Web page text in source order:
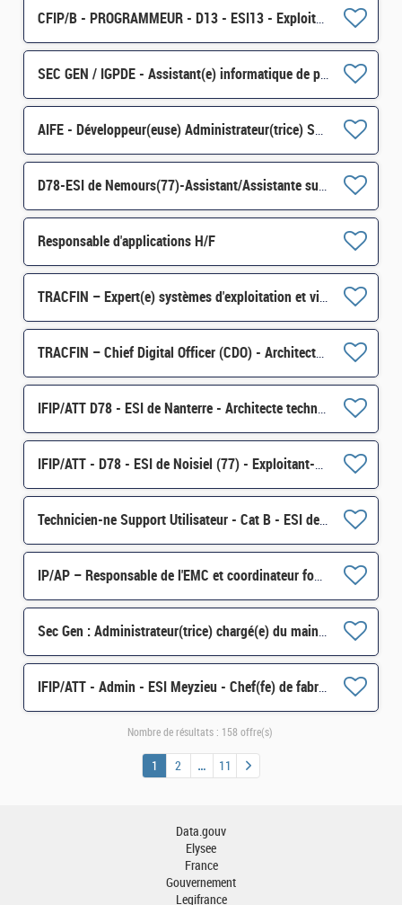
CFIP/B - PROGRAMMEUR - D13 - ESI13 - Exploitant(e) Applicatif sur AIX H/F
SEC GEN / IGPDE - Assistant(e) informatique de proximité H/F
AIFE - Développeur(euse) Administrateur(trice) ServiceNow H/F
D78-ESI de Nemours(77)-Assistant/Assistante support utilisateurs (assistance technique domaine pro) H/F
Responsable d'applications H/F
TRACFIN – Expert(e) systèmes d'exploitation et virtualisation H/F
TRACFIN – Chief Digital Officer (CDO) - Architecte technique et Systèmes H/F
IFIP/ATT D78 - ESI de Nanterre - Architecte technique (H/F)
IFIP/ATT - D78 - ESI de Noisiel (77) - Exploitant-Exploitante système en environnement virtualisé H/F
Technicien-ne Support Utilisateur - Cat B - ESI de Toulouse - Poste2 H/F
IP/AP – Responsable de l'EMC et coordinateur fonctionnel - Projet NARA DP3 H/F
Sec Gen : Administrateur(trice) chargé(e) du maintien en condition de sécurité (MCS) H/F
IFIP/ATT - Admin - ESI Meyzieu - Chef(fe) de fabrication H/F
Nombre de résultats : 158 offre(s)
1 2 11
Data.gouv
Elysee
France
Gouvernement
Legifrance